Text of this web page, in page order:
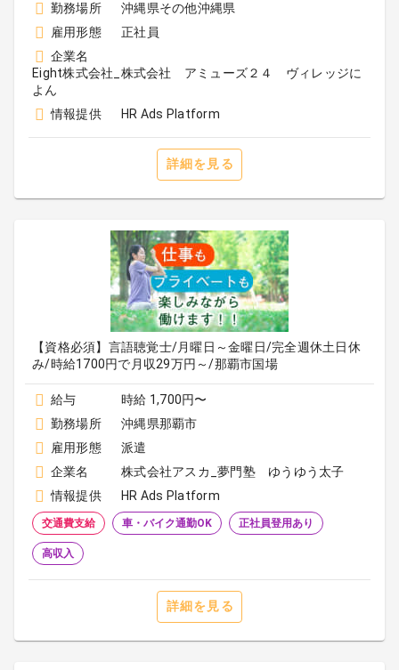
勤務場所
沖縄県その他沖縄県
雇用形態
正社員
企業名
Eight株式会社_株式会社 アミューズ２４ ヴィレッジに
よん
情報提供
HR Ads Platform
詳細を見る
【資格必須】言語聴覚士/月曜日～金曜日/完全週休土日休
み/時給1700円で月収29万円～/那覇市国場
給与
時給 1,700円〜
勤務場所
沖縄県那覇市
雇用形態
派遣
企業名
株式会社アスカ_夢門塾 ゆうゆう太子
情報提供
HR Ads Platform
交通費支給 車・バイク通勤OK 正社員登用あり
高収入
詳細を見る